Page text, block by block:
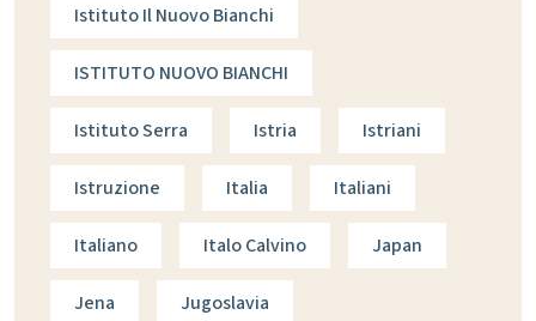
Istituto Il Nuovo Bianchi
ISTITUTO NUOVO BIANCHI
Istituto Serra Istria Istriani
Istruzione Italia Italiani
Italiano Italo Calvino Japan
Jena Jugoslavia